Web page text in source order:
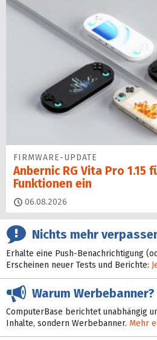
FIRMWARE-UPDATE
Anbernic RG Vita Pro 1.15
Funktionen ein
06.08.2026
Nichts mehr
Erhalte eine Push-Benachrichtigung
Erscheinen neuer Tests und Berichte:
Warum Werbebanner?
ComputerBase berichtet unabhängig
Inhalte, sondern Werbebanner. Mehr